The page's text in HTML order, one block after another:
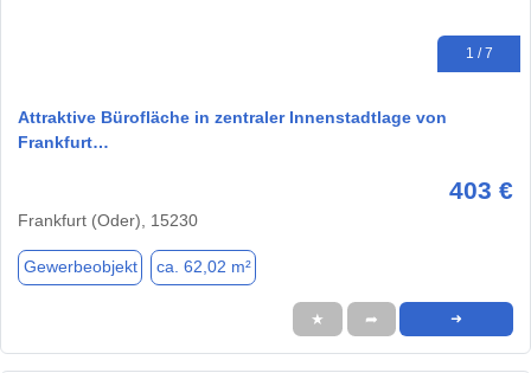
1 / 7
Attraktive Bürofläche in zentraler Innenstadtlage von
Frankfurt…
403 €
Frankfurt (Oder), 15230
Gewerbeobjekt ca. 62,02 m²
★ ➦ ➜